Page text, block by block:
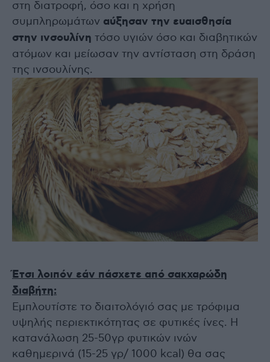
στη διατροφή, όσο και η χρήση
συμπληρωμάτων αύξησαν την ευαισθησία
στην ινσουλίνη τόσο υγιών όσο και διαβητικών
ατόμων και μείωσαν την αντίσταση στη δράση
της ινσουλίνης.
Έτσι λοιπόν εάν πάσχετε από σακχαρώδη
διαβήτη:
Εμπλουτίστε το διαιτολόγιό σας με τρόφιμα
υψηλής περιεκτικότητας σε φυτικές ίνες. Η
κατανάλωση 25-50γρ φυτικών ινών
καθημερινά (15-25 γρ/ 1000 kcal) θα σας